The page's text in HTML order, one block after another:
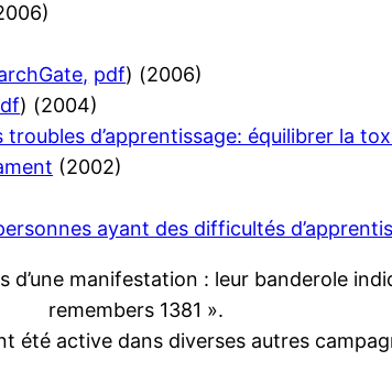
pdf) (2006)
) (2004)
d’apprentissage: équilibrer la
(2002)
ayant des difficultés
été active dans diverses autres